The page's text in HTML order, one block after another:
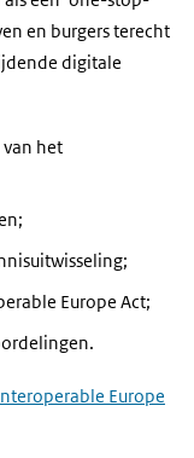
en burgers terecht
digitale
het
Europe Act;
Europe